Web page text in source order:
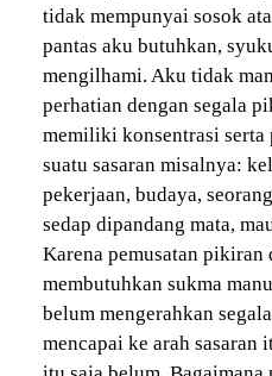
tidak mempunyai sosok
pantas aku butuhkan,
mengilhami. Aku tidak
perhatian dengan segala
memiliki konsentrasi serta
suatu sasaran misalnya:
pekerjaan, budaya,
sedap dipandang mata,
Karena pemusatan pikiran
membutuhkan sukma
belum mengerahkan
mencapai ke arah sasaran